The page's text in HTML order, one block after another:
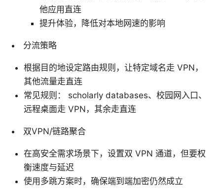
他应用直连
提升体验，降低对本地网速的影响
分流策略
根据目的地设定路由规则，让特定域名走 VPN，
其他流量走直连
常见规则： scholarly databases、校园网入口、
远程桌面走 VPN，其余走直连
双VPN/链路聚合
在高安全需求场景下，设置双 VPN 通道，但要权
衡速度与延迟
使用多跳方案时，确保端到端加密仍然成立